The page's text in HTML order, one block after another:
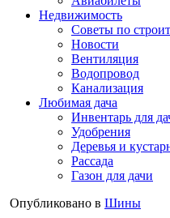
Недвижимость
Советы по
Новости
Вентиляция
Водопровод
Канализация
Любимая дача
Инвентарь для
Удобрения
Деревья и
Рассада
Газон для дачи
Опубликовано в Шины